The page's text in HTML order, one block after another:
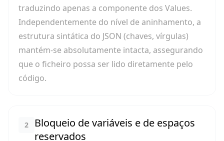
traduzindo apenas a componente dos Values.
Independentemente do nível de aninhamento, a
estrutura sintática do JSON (chaves, vírgulas)
mantém-se absolutamente intacta, assegurando
que o ficheiro possa ser lido diretamente pelo
código.
2
Bloqueio de variáveis e de espaços
reservados